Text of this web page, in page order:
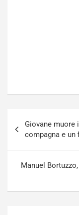
articoli
Giovane muore
compagna e
Manuel